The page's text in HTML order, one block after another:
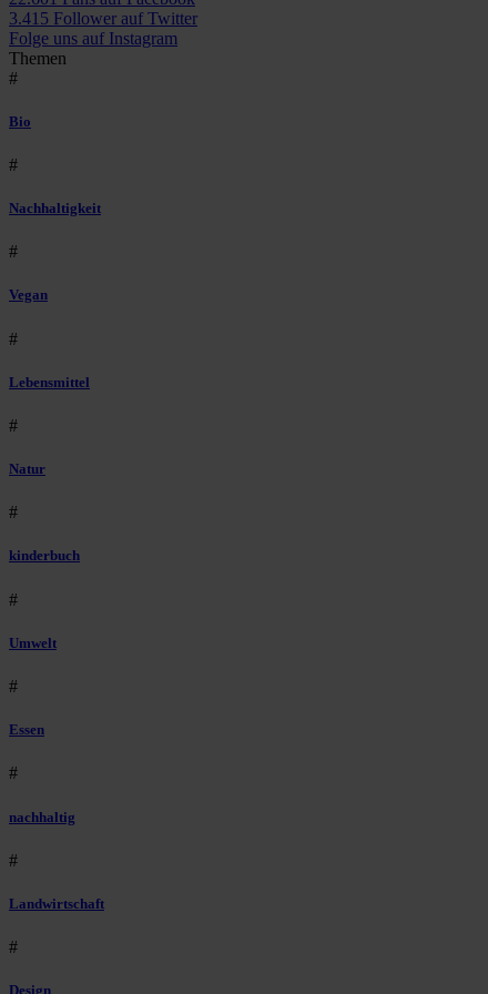
3.415 Follower auf Twitter
Folge uns auf Instagram
Themen
#
Bio
#
Nachhaltigkeit
#
Vegan
#
Lebensmittel
#
Natur
#
kinderbuch
#
Umwelt
#
Essen
#
nachhaltig
#
Landwirtschaft
#
Design